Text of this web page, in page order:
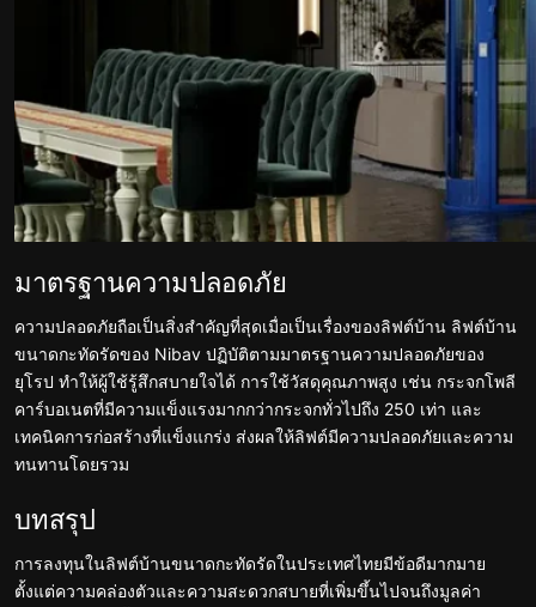
มาตรฐานความปลอดภัย
ความปลอดภัยถือเป็นสิ่งสำคัญที่สุดเมื่อเป็นเรื่องของลิฟต์บ้าน ลิฟต์บ้าน
ขนาดกะทัดรัดของ Nibav ปฏิบัติตามมาตรฐานความปลอดภัยของ
ยุโรป ทำให้ผู้ใช้รู้สึกสบายใจได้ การใช้วัสดุคุณภาพสูง เช่น กระจกโพลี
คาร์บอเนตที่มีความแข็งแรงมากกว่ากระจกทั่วไปถึง 250 เท่า และ
เทคนิคการก่อสร้างที่แข็งแกร่ง ส่งผลให้ลิฟต์มีความปลอดภัยและความ
ทนทานโดยรวม
บทสรุป
การลงทุนในลิฟต์บ้านขนาดกะทัดรัดในประเทศไทยมีข้อดีมากมาย
ตั้งแต่ความคล่องตัวและความสะดวกสบายที่เพิ่มขึ้นไปจนถึงมูลค่า